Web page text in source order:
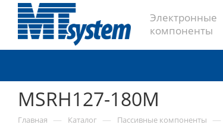
Электронные
компоненты
MSRH127-180M
Главная — Каталог — Пассивные компоненты —